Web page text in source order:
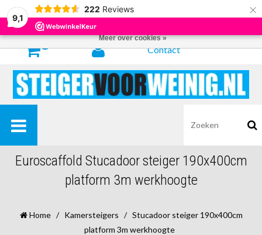
9,1
222 Reviews ×
Contact
Euroscaffold Stucadoor steiger 190x400cm
platform 3m werkhoogte
Home / Kamersteigers / Stucadoor steiger 190x400cm
platform 3m werkhoogte
Door het gebruiken van onze website, ga je akkoord met het gebruik van
cookies om onze website te verbeteren.
Meer over cookies »